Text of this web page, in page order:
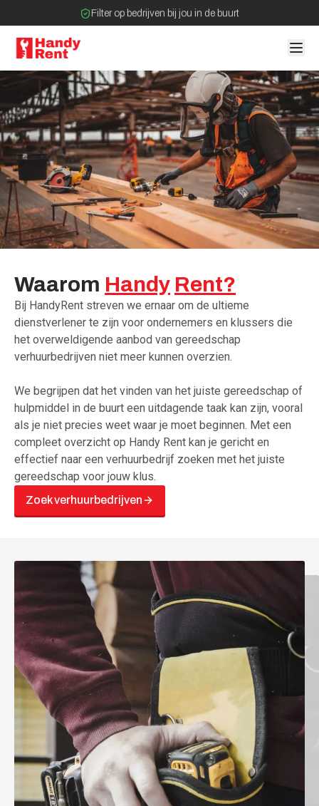
Filter op bedrijven bij jou in de buurt
Geen tussenpartijen bij verhuurovereenkomst
Waarom Handy Rent?
Bij HandyRent streven we ernaar om de ultieme
dienstverlener te zijn voor ondernemers en klussers die
het overweldigende aanbod van gereedschap
verhuurbedrijven niet meer kunnen overzien.
We begrijpen dat het vinden van het juiste gereedschap of
hulpmiddel in de buurt een uitdagende taak kan zijn, vooral
als je niet precies weet waar je moet beginnen. Met een
compleet overzicht op Handy Rent kan je gericht en
effectief naar een verhuurbedrijf zoeken met het juiste
gereedschap voor jouw klus.
Zoek verhuurbedrijven